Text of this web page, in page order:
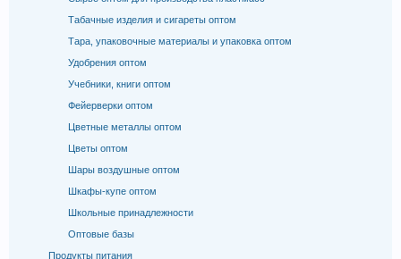
Табачные изделия и сигареты оптом
Тара, упаковочные материалы и упаковка оптом
Удобрения оптом
Учебники, книги оптом
Фейерверки оптом
Цветные металлы оптом
Цветы оптом
Шары воздушные оптом
Шкафы-купе оптом
Школьные принадлежности
Оптовые базы
Продукты питания